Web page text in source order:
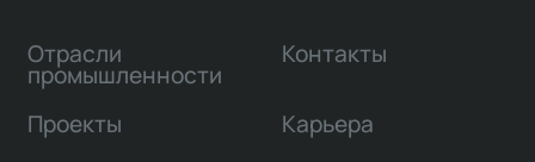
Отрасли
промышленности
Проекты
Контакты
Карьера